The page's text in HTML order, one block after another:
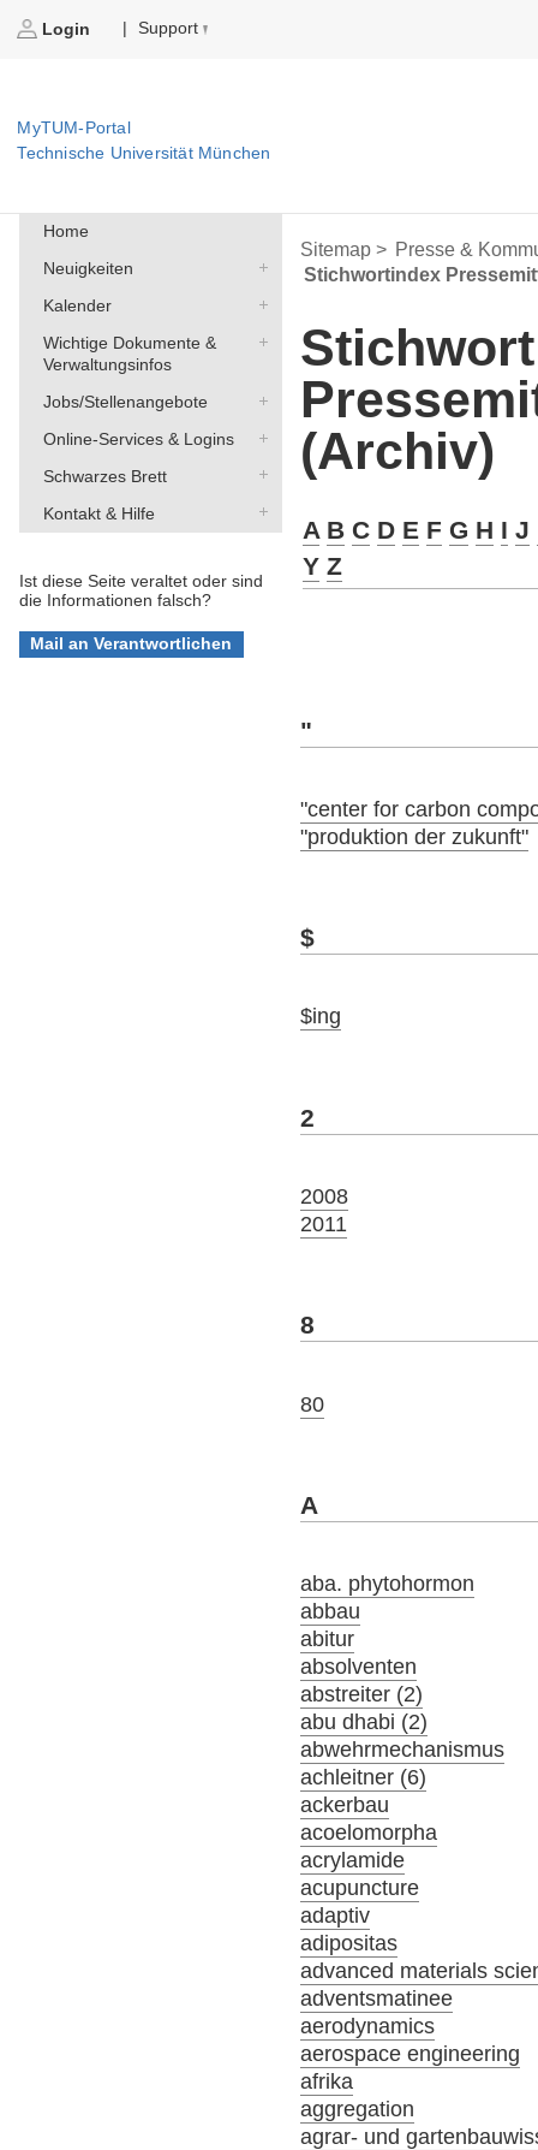
Login | Support
MyTUM-Portal
Technische Universität München
Home
Neuigkeiten
Kalender
Wichtige Dokumente &
Verwaltungsinfos
Jobs/Stellenangebote
Online-Services & Logins
Schwarzes Brett
Kontakt & Hilfe
Ist diese Seite veraltet oder sind
die Informationen falsch?
Sitemap > Presse &
Stichwortindex
(Archiv)
A B C D E F G H I J
Y Z
"
"center for carbon
"produktion der zukunft"
$
$ing
2
2008
2011
8
80
A
aba. phytohormon
abbau
abitur
absolventen
abstreiter (2)
abu dhabi (2)
abwehrmechanismus
achleitner (6)
ackerbau
acoelomorpha
acrylamide
acupuncture
adaptiv
adipositas
advanced materials
adventsmatinee
aerodynamics
aerospace engineering
afrika
aggregation
agrar- und